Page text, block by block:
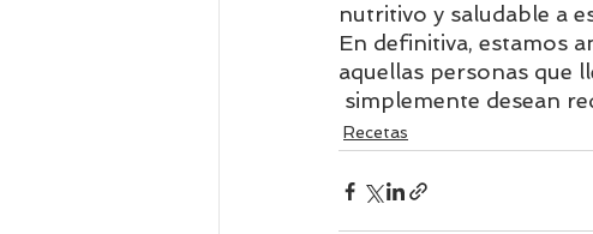
nutritivo y saludable a
En definitiva, estamos
aquellas personas que
simplemente desean
Recetas